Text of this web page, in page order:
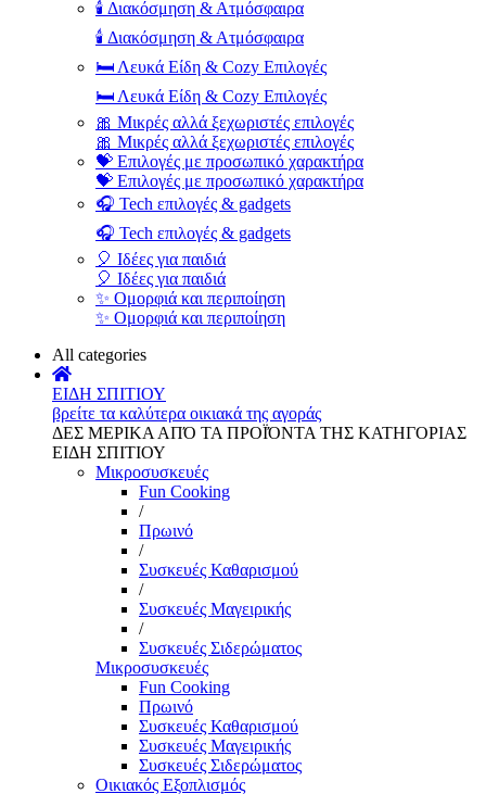
🕯️ Διακόσμηση & Ατμόσφαιρα
🕯️ Διακόσμηση & Ατμόσφαιρα
🛏️ Λευκά Είδη & Cozy Επιλογές
🛏️ Λευκά Είδη & Cozy Επιλογές
🎀 Μικρές αλλά ξεχωριστές επιλογές
🎀 Μικρές αλλά ξεχωριστές επιλογές
💝 Επιλογές με προσωπικό χαρακτήρα
💝 Επιλογές με προσωπικό χαρακτήρα
🎧 Tech επιλογές & gadgets
🎧 Tech επιλογές & gadgets
🎈 Ιδέες για παιδιά
🎈 Ιδέες για παιδιά
✨ Ομορφιά και περιποίηση
✨ Ομορφιά και περιποίηση
All categories
ΕΙΔΗ ΣΠΙΤΙΟΥ
βρείτε τα καλύτερα οικιακά της αγοράς
ΔΕΣ ΜΕΡΙΚΑ ΑΠΌ ΤΑ ΠΡΟΪΌΝΤΑ ΤΗΣ ΚΑΤΗΓΟΡΙΑΣ
ΕΙΔΗ ΣΠΙΤΙΟΥ
Μικροσυσκευές
Fun Cooking
/
Πρωινό
/
Συσκευές Καθαρισμού
/
Συσκευές Μαγειρικής
/
Συσκευές Σιδερώματος
Μικροσυσκευές
Fun Cooking
Πρωινό
Συσκευές Καθαρισμού
Συσκευές Μαγειρικής
Συσκευές Σιδερώματος
Οικιακός Εξοπλισμός